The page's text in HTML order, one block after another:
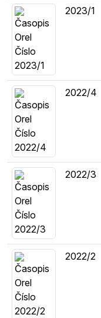
2023/1
2022/4
2022/3
2022/2